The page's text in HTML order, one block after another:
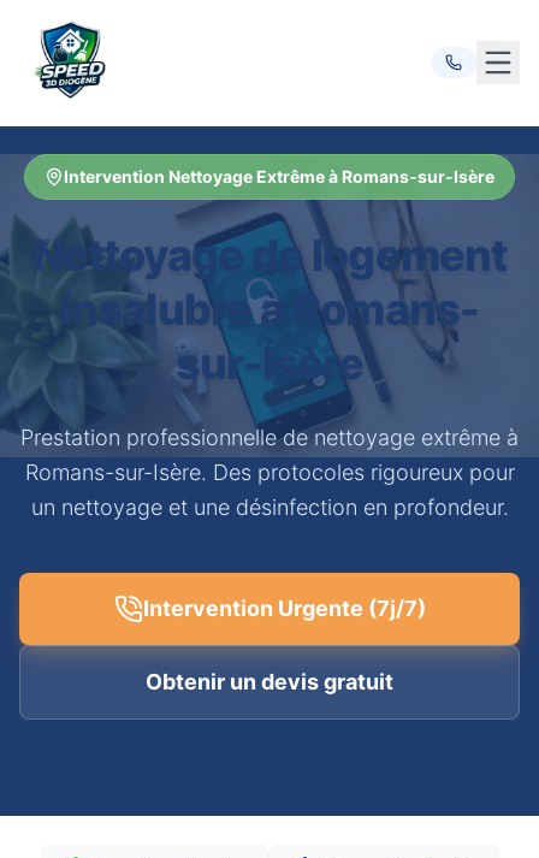
Intervention Nettoyage Extrême à Romans-sur-Isère
Nettoyage de logement
insalubre à Romans-
sur-Isère
Prestation professionnelle de nettoyage extrême à
Romans-sur-Isère. Des protocoles rigoureux pour
un nettoyage et une désinfection en profondeur.
Intervention Urgente (7j/7)
Obtenir un devis gratuit